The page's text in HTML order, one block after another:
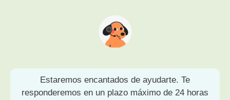
Estaremos encantados de ayudarte. Te
responderemos en un plazo máximo de 24 horas